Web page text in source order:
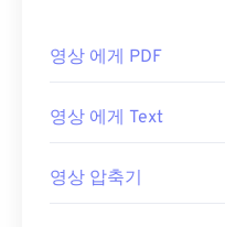
영상 에게 PDF
영상 에게 Text
영상 압축기